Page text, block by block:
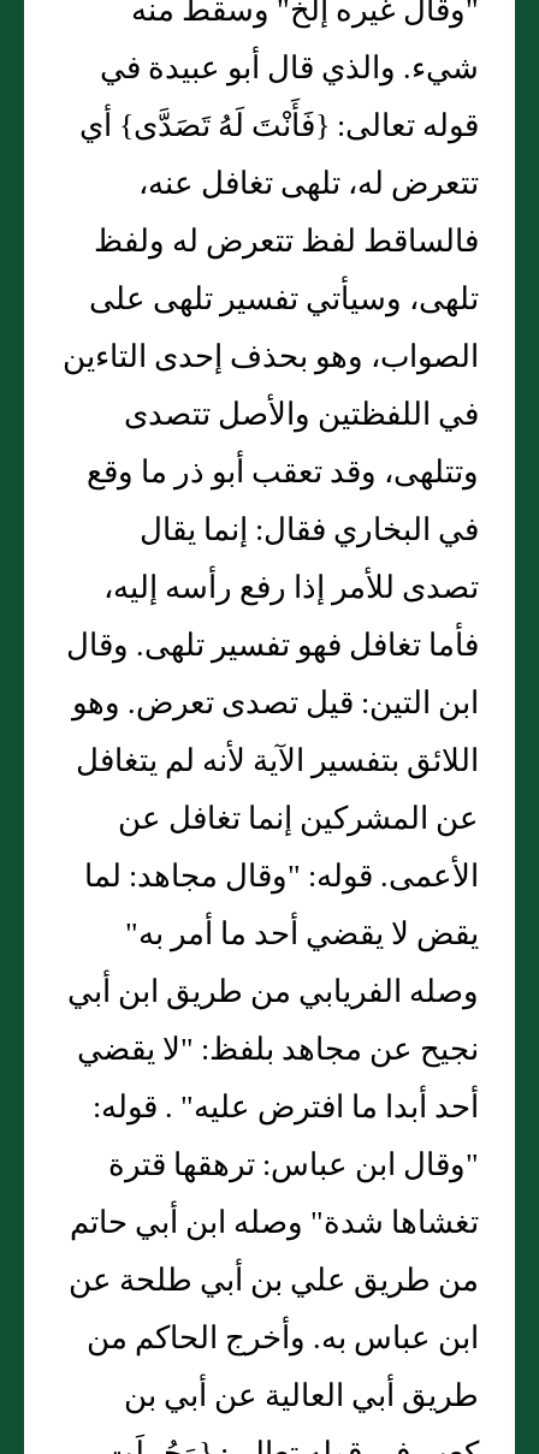
"وقال غيره إلخ" وسقط منه
شيء. والذي قال أبو عبيدة في
قوله تعالى: {فَأَنْتَ لَهُ تَصَدَّى} أي
تتعرض له، تلهى تغافل عنه،
فالساقط لفظ تتعرض له ولفظ
تلهى، وسيأتي تفسير تلهى على
الصواب، وهو بحذف إحدى التاءين
في اللفظتين والأصل تتصدى
وتتلهى، وقد تعقب أبو ذر ما وقع
في البخاري فقال: إنما يقال
تصدى للأمر إذا رفع رأسه إليه،
فأما تغافل فهو تفسير تلهى. وقال
ابن التين: قيل تصدى تعرض. وهو
اللائق بتفسير الآية لأنه لم يتغافل
عن المشركين إنما تغافل عن
الأعمى. قوله: "وقال مجاهد: لما
يقض لا يقضي أحد ما أمر به"
وصله الفريابي من طريق ابن أبي
نجيح عن مجاهد بلفظ: "لا يقضي
أحد أبدا ما افترض عليه" . قوله:
"وقال ابن عباس: ترهقها قترة
تغشاها شدة" وصله ابن أبي حاتم
من طريق علي بن أبي طلحة عن
ابن عباس به. وأخرج الحاكم من
طريق أبي العالية عن أبي بن